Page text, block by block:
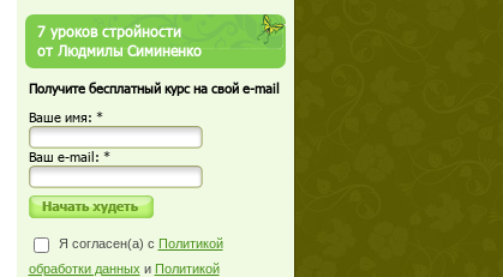
7 уроков стройности
от Людмилы Симиненко
Получите бесплатный курс на свой e-mail
Ваше имя: *
Ваш е-mail: *
Я согласен(а) с Политикой
обработки данных и Политикой